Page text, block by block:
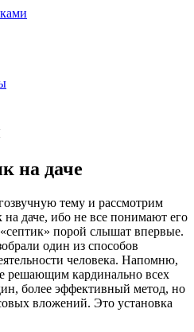
на даче
тему и рассмотрим
на даче, ибо не все понимают его
порой слышат впервые.
один из способов
человека. Напомню,
решающим кардинально всех
более эффективный метод, но
вложений. Это установка